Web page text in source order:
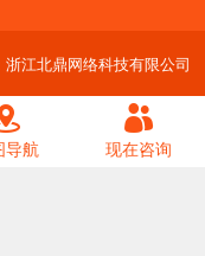
导航 现在咨询
浙江北鼎网络科技有限公司